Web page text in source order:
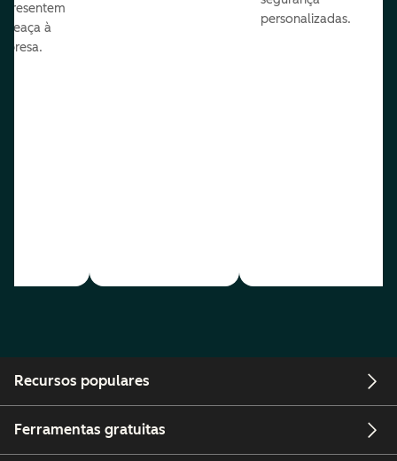
à
personalizadas.
Recursos populares
Ferramentas gratuitas